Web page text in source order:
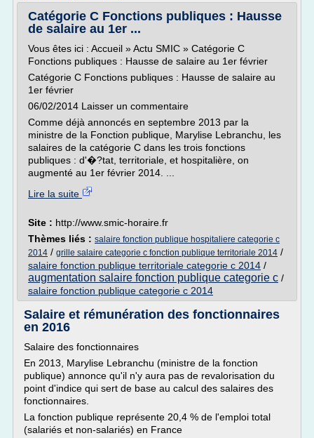
Catégorie C Fonctions publiques : Hausse
de salaire au 1er ...
Vous êtes ici : Accueil » Actu SMIC » Catégorie C
Fonctions publiques : Hausse de salaire au 1er février
Catégorie C Fonctions publiques : Hausse de salaire au
1er février
06/02/2014 Laisser un commentaire
Comme déjà annoncés en septembre 2013 par la
ministre de la Fonction publique, Marylise Lebranchu, les
salaires de la catégorie C dans les trois fonctions
publiques : d'�?tat, territoriale, et hospitalière, on
augmenté au 1er février 2014. ...
Lire la suite
Site : http://www.smic-horaire.fr
Thèmes liés : salaire fonction publique hospitaliere categorie c
2014 / grille salaire categorie c fonction publique territoriale 2014 /
salaire fonction publique territoriale categorie c 2014 /
augmentation salaire fonction publique categorie c /
salaire fonction publique categorie c 2014
Salaire et rémunération des fonctionnaires
en 2016
Salaire des fonctionnaires
En 2013, Marylise Lebranchu (ministre de la fonction
publique) annonce qu'il n'y aura pas de revalorisation du
point d'indice qui sert de base au calcul des salaires des
fonctionnaires.
La fonction publique représente 20,4 % de l'emploi total
(salariés et non-salariés) en France